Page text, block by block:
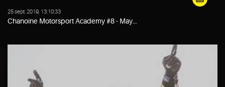
25 sept. 2019, 13:10:33
Chanoine Motorsport Academy #8 - May...